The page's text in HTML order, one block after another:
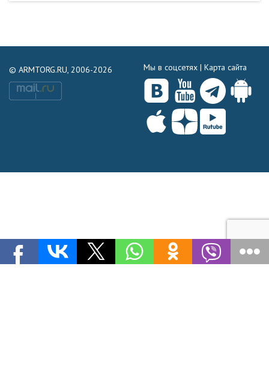
© ARMTORG.RU, 2006-2026 Мы в соцсетях | Карта сайта